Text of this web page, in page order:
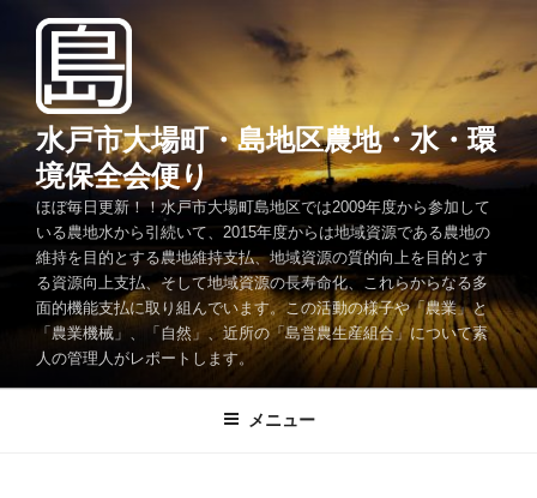
ツ
へ
ス
水戸市大場町・島地区農地・水・環
境保全会便り
ほぼ毎日更新！！水戸市大場町島地区では2009年度から参加して
いる農地水から引続いて、2015年度からは地域資源である農地の
維持を目的とする農地維持支払、地域資源の質的向上を目的とす
る資源向上支払、そして地域資源の長寿命化、これらからなる多
面的機能支払に取り組んでいます。この活動の様子や「農業」と
「農業機械」、「自然」、近所の「島営農生産組合」について素
人の管理人がレポートします。
メニュー